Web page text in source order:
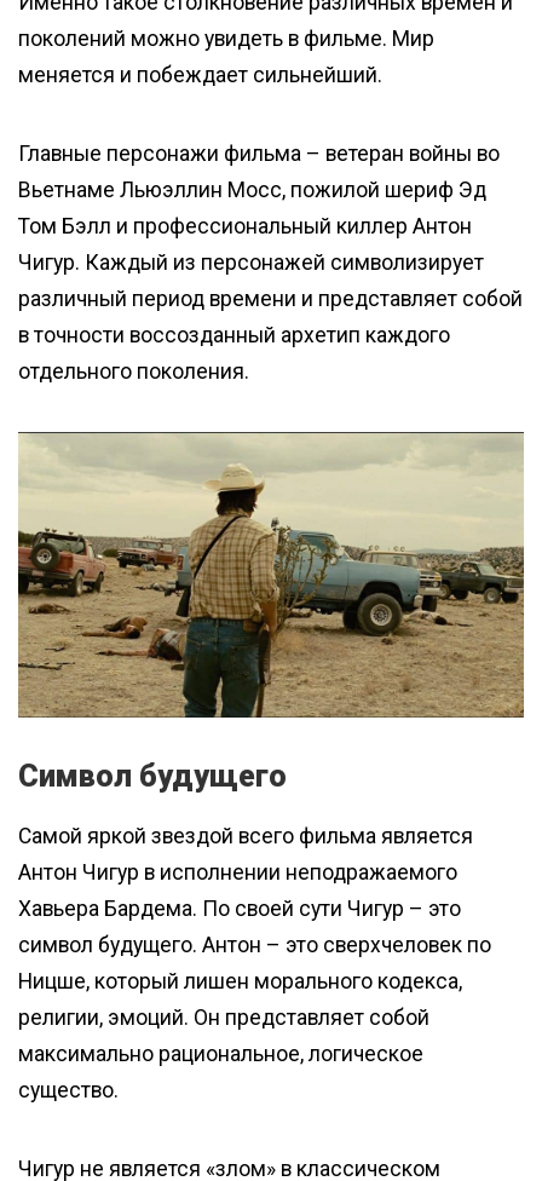
поколений можно увидеть в фильме. Мир
меняется и побеждает сильнейший.
Главные персонажи фильма – ветеран войны во
Вьетнаме Льюэллин Мосс, пожилой шериф Эд
Том Бэлл и профессиональный киллер Антон
Чигур. Каждый из персонажей символизирует
различный период времени и представляет собой
в точности воссозданный архетип каждого
отдельного поколения.
Символ будущего
Самой яркой звездой всего фильма является
Антон Чигур в исполнении неподражаемого
Хавьера Бардема. По своей сути Чигур – это
символ будущего. Антон – это сверхчеловек по
Ницше, который лишен морального кодекса,
религии, эмоций. Он представляет собой
максимально рациональное, логическое
существо.
Чигур не является «злом» в классическом